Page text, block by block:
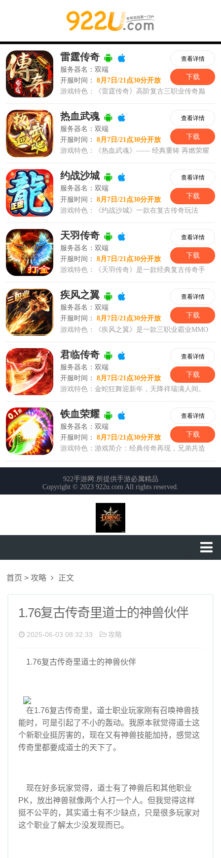
玩法
首页 >攻略 正文
1.76复古传奇里道士的神兽伙伴
2025-06-03 08:32:33 攻略
1.76复古传奇里道士的神兽伙伴
在1.76复古传奇里，道士职业玩家刚有召唤神兽技
能时，可是引起了不小的轰动。我原本就觉得道士这
个新职业挺厉害的，现在又有神兽技能加持，感觉这
传奇里都要成道士的天下了。
现在好多玩家觉得，道士有了神兽后和其他职业
PK，放出神兽就像两个人打一个人。但我觉得这样
挺不公平的，其实道士有不少缺点，只是很多玩家对
这个职业了解太少没发现而已。